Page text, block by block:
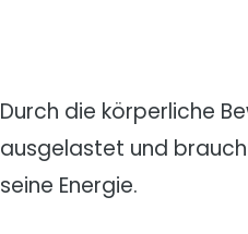
Durch die körperliche
ausgelastet und
seine Energie.